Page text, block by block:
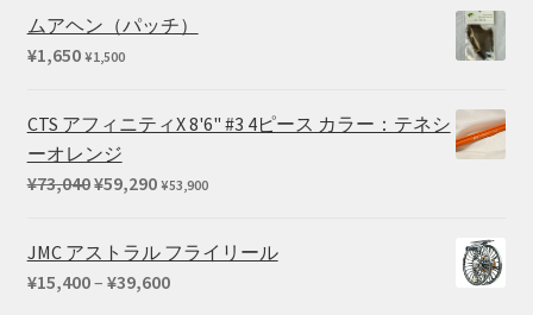
価
格
で
し
た。
の
価
¥114,400
す。
ムアヘン（パッチ）
¥1,650 ¥1,500
CTS アフィニティX 8'6" #3 4ピース カラー：テネシ
ーオレンジ
¥73,040元
価
¥59,290現
の
¥53,900
JMC アストラル フライリール
¥15,400– ¥39,600価